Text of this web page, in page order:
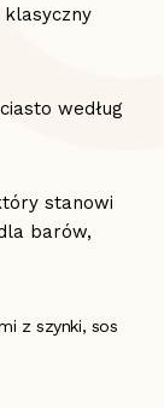
według
stanowi
barów,
z szynki, sos